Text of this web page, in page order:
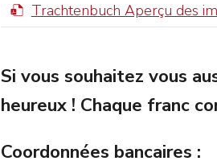
Trachtenbuch Aperçu des
Si vous souhaitez vous
heureux ! Chaque franc
Coordonnées bancaires :